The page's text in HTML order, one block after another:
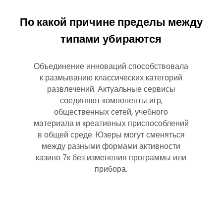
По какой причине пределы между
типами убираются
Объединение инноваций способствовала
к размыванию классических категорий
развлечений. Актуальные сервисы
соединяют компоненты игр,
общественных сетей, учебного
материала и креативных приспособлений
в общей среде. Юзеры могут сменяться
между разными формами активности
казино 7к без изменения программы или
прибора.